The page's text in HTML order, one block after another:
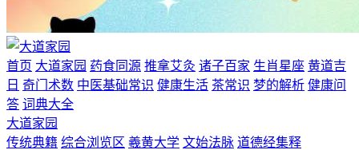
首页 大道家园 药食同源 推拿艾灸 诸子百家 生肖星座 黄道吉
日 奇门术数 中医基础常识 健康生活 茶常识 梦的解析 健康问
答 词典大全
大道家园
传统典籍 综合浏览区 羲黄大学 文始法脉 道德经集释